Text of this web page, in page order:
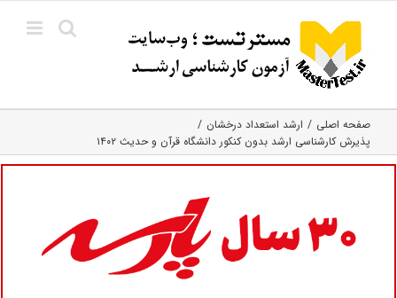
content
صفحه اصلی
ارشد استعداد درخشان
پذیرش کارشناسی ارشد بدون کنکور دانشگاه قرآن و حدیث ۱۴۰۲